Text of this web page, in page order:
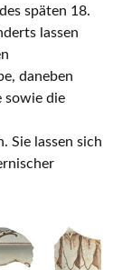
späten 18.
lassen
daneben
sowie die
Sie lassen sich